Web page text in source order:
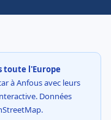
toute l'Europe
à Anfous avec leurs
Données